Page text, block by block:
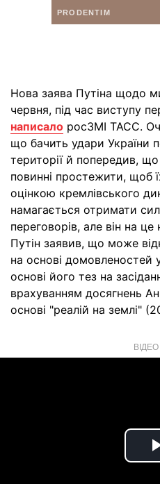
Нова заява Путіна щодо
червня, під час виступу
написало росЗМІ ТАСС.
що бачить удари України
території й попередив, що
повинні простежити, щоб
оцінкою кремлівського
намагається отримати
переговорів, але він на
Путін заявив, що може
на основі домовленостей
основі його тез на
врахуванням досягнень
основі "реалій на землі"